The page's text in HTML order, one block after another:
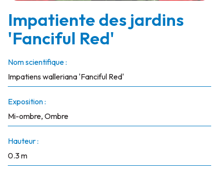
Impatiente des jardins
'Fanciful Red'
Nom scientifique :
Impatiens walleriana 'Fanciful Red'
Exposition :
Mi-ombre, Ombre
Hauteur :
0.3 m